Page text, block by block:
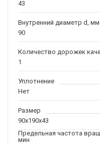
43
Внутренний диаметр d, мм
90
Количество дорожек
1
Уплотнение
Нет
Размер
90x190x43
Предельная частота
мин